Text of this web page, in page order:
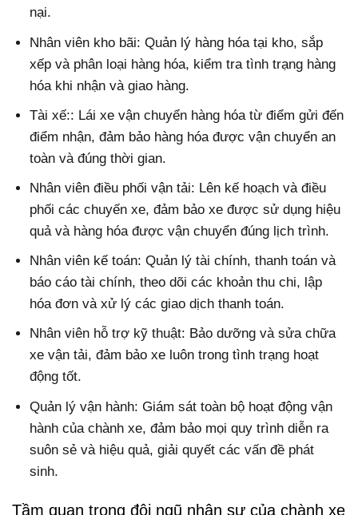
nại.
Nhân viên kho bãi: Quản lý hàng hóa tại kho, sắp
xếp và phân loại hàng hóa, kiểm tra tình trạng hàng
hóa khi nhận và giao hàng.
Tài xế:: Lái xe vận chuyển hàng hóa từ điểm gửi đến
điểm nhận, đảm bảo hàng hóa được vận chuyển an
toàn và đúng thời gian.
Nhân viên điều phối vận tải: Lên kế hoạch và điều
phối các chuyến xe, đảm bảo xe được sử dụng hiệu
quả và hàng hóa được vận chuyển đúng lịch trình.
Nhân viên kế toán: Quản lý tài chính, thanh toán và
báo cáo tài chính, theo dõi các khoản thu chi, lập
hóa đơn và xử lý các giao dịch thanh toán.
Nhân viên hỗ trợ kỹ thuật: Bảo dưỡng và sửa chữa
xe vận tải, đảm bảo xe luôn trong tình trạng hoạt
động tốt.
Quản lý vận hành: Giám sát toàn bộ hoạt động vận
hành của chành xe, đảm bảo mọi quy trình diễn ra
suôn sẻ và hiệu quả, giải quyết các vấn đề phát
sinh.
Tầm quan trọng đội ngũ nhân sự của chành xe